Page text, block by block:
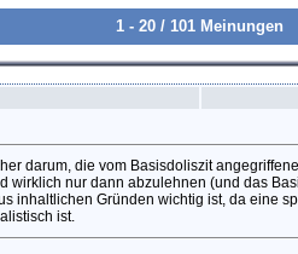
1 - 20 / 101 Meinungen
darum, die vom Basisdoliszit
wirklich nur dann abzulehnen (und das
inhaltlichen Gründen wichtig ist, da eine
ist.